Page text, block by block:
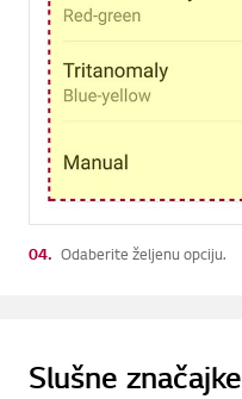
04. Odaberite željenu opciju.
Slušne značajke